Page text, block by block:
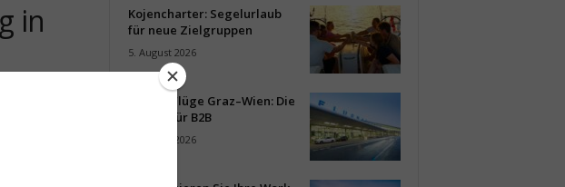
in
Kojencharter: Segelurlaub
für neue Zielgruppen
5. August 2026
Aus für Flüge Graz–Wien: Die
Folgen für B2B
4. August 2026